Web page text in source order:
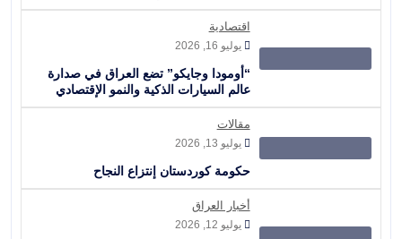
اقتصادية
يوليو 16, 2026
“أومودا وجايكو” تضع العراق في صدارة
عالم السيارات الذكية والنمو الإقتصادي
مقالات
يوليو 13, 2026
حكومة كوردستان إنتزاع النجاح
أخبار العراق
يوليو 12, 2026